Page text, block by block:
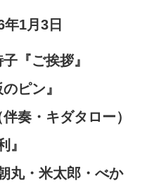
1月3日
『ご挨拶』
ピン』
奏・キダタロー）
』
丸・米太郎・べか